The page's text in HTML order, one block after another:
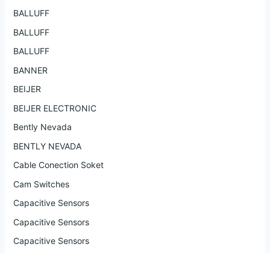
BALLUFF
BALLUFF
BALLUFF
BANNER
BEIJER
BEIJER ELECTRONIC
Bently Nevada
BENTLY NEVADA
Cable Conection Soket
Cam Switches
Capacitive Sensors
Capacitive Sensors
Capacitive Sensors